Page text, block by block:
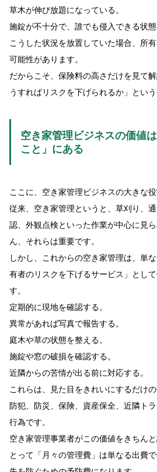
草木が伸び放題になっている。
施錠が不十分で、誰でも侵入できる状態
こうした状況を放置していた場合、所
可能性があります。
だからこそ、保険料の高さだけを見て
うすればリスクを下げられるか」とい
空き家管理ビジネスの価値
こと」にある
ここに、空き家管理ビジネスの大きな役
従来、空き家管理というと、草刈り、
認、外観点検といった作業が中心に見
ん、それらは重要です。
しかし、これからの空き家管理は、単
有者のリスクを下げるサービス」とし
す。
定期的に現地を確認する。
異常があれば写真で報告する。
庭木や草の状態を整える。
施錠や窓の破損を確認する。
近隣からの苦情が出る前に対応する。
これらは、見た目をきれいにするだけ
防犯、防災、保険、資産保全、近隣ト
行為です。
空き家管理事業者がこの価値をきちん
とって「月々の管理費」は単なる出費